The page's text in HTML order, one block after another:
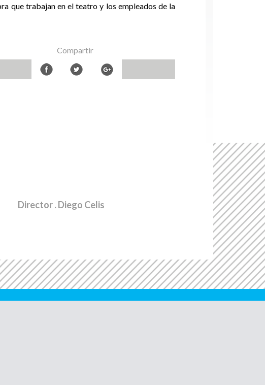
que trabajan en el teatro y los empleados de la
Compartir
Director. Diego Celis